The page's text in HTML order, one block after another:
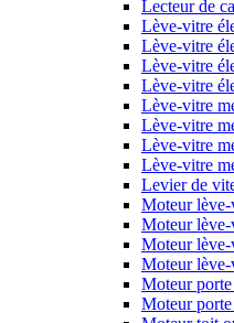
Lecteur de
Lève-vitre
Lève-vitre
Lève-vitre
Lève-vitre
Lève-vitre
Lève-vitre
Lève-vitre
Lève-vitre
Levier de
Moteur
Moteur lève-
Moteur
Moteur lève-
Moteur
Moteur